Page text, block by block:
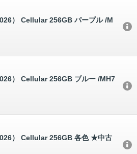
） Cellular 256GB パープル /M
） Cellular 256GB ブルー /MH7
） Cellular 256GB 各色 ★中古